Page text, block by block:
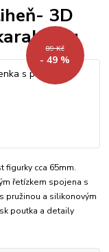
3D
89 Kč
- 49 %
figurky cca 65mm.
řetízkem spojena s
pružinou a silikonovým
poutka a detaily